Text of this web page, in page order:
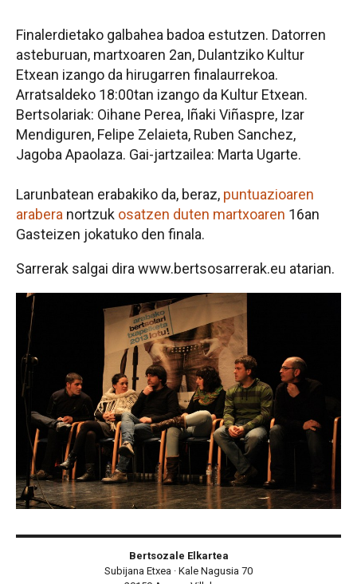
Finalerdietako galbahea badoa estutzen. Datorren
asteburuan, martxoaren 2an, Dulantziko Kultur
Etxean izango da hirugarren finalaurrekoa.
Arratsaldeko 18:00tan izango da Kultur Etxean.
Bertsolariak: Oihane Perea, Iñaki Viñaspre, Izar
Mendiguren, Felipe Zelaieta, Ruben Sanchez,
Jagoba Apaolaza. Gai-jartzailea: Marta Ugarte.
Larunbatean erabakiko da, beraz, puntuazioaren
arabera nortzuk osatzen duten martxoaren 16an
Gasteizen jokatuko den finala.
Sarrerak salgai dira www.bertsosarrerak.eu atarian.
Bertsozale Elkartea
Subijana Etxea · Kale Nagusia 70